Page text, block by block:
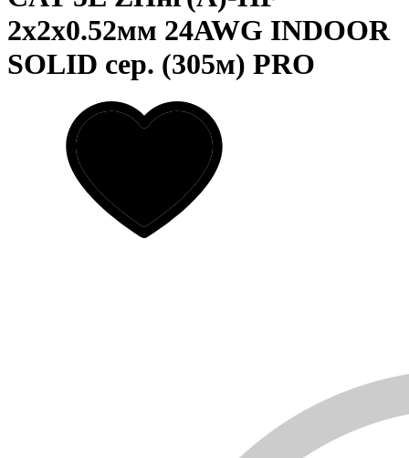
2х2х0.52мм 24AWG INDOOR
SOLID сер. (305м) PRO